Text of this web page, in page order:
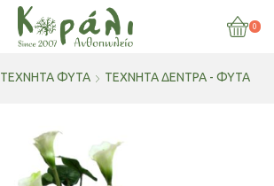
0
ΤΕΧΝΗΤΑ ΦΥΤΑ ΤΕΧΝΗΤΆ ΔΈΝΤΡΑ - ΦΥΤΆ